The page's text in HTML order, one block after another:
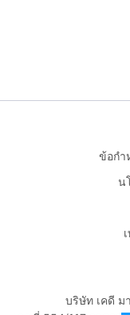
ข้อกำ
น
บริษัท เคดี ม